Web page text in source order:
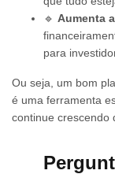
🔹 Aumenta
para
Ou seja, um bom
é uma ferramenta
continue crescendo